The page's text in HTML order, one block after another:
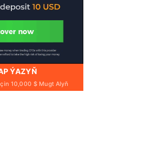
ÝAZYŇ
10,000 $ Mugt Alyň